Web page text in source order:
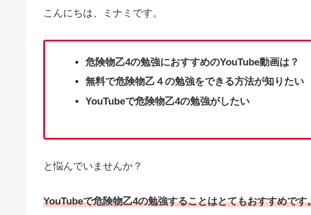
こんにちは、ミナミです。
危険物乙4の勉強におすすめのYouTube動画は？
無料で危険物乙４の勉強をできる方法が知りたい
YouTubeで危険物乙4の勉強がしたい
と悩んでいませんか？
YouTubeで危険物乙4の勉強することはとてもおすすめです